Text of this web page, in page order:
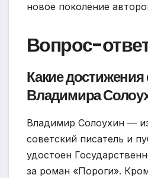
новое поколение
Вопрос-
Какие достижения
Владимира
Владимир Солоухин —
советский писатель и
удостоен
за роман «Пороги».